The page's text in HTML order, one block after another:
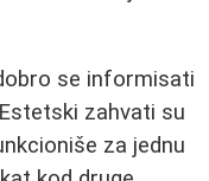
se informisati
zahvati su
za jednu